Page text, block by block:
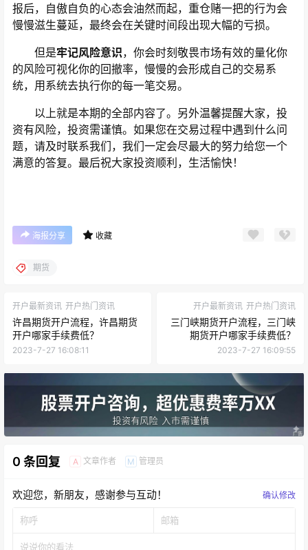
报后，自傲自负的心态会油然而起，重仓赌一把的行为会
慢慢滋生蔓延，最终会在关键时间段出现大幅的亏损。
但是牢记风险意识，你会时刻敬畏市场有效的量化你
的风险可视化你的回撤率，慢慢的会形成自己的交易系
统，用系统去执行你的每一笔交易。
以上就是本期的全部内容了。另外温馨提醒大家，投
资有风险，投资需谨慎。如果您在交易过程中遇到什么问
题，请及时联系我们，我们一定会尽最大的努力给您一个
满意的答复。最后祝大家投资顺利，生活愉快！
海报分享 收藏
期货
开户最新资讯 开户热门资讯
许昌期货开户流程，许昌期货
开户哪家手续费低？
2023-7-27 16:08:11
开户最新资讯 开户热门资讯
三门峡期货开户流程，三门峡
期货开户哪家手续费低？
2023-7-27 16:09:55
0 条回复 A 文章作者 M 管理员
欢迎您，新朋友，感谢参与互动！ 确认修改